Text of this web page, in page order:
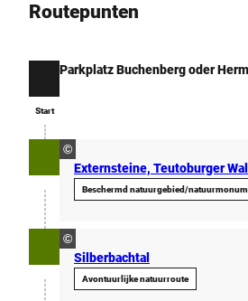
Routepunten
Start
Parkplatz Buchenberg oder
©
Externsteine, Teutoburger
Beschermd natuurgebied/
©
Silberbachtal
Avontuurlijke natuurroute